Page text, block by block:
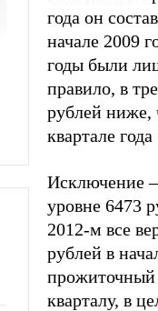
года он
начале 2009
годы были
правило, в
рублей ниже,
квартале
Исключение
уровне 6473
2012-м все
рублей в
прожиточный
кварталу, в